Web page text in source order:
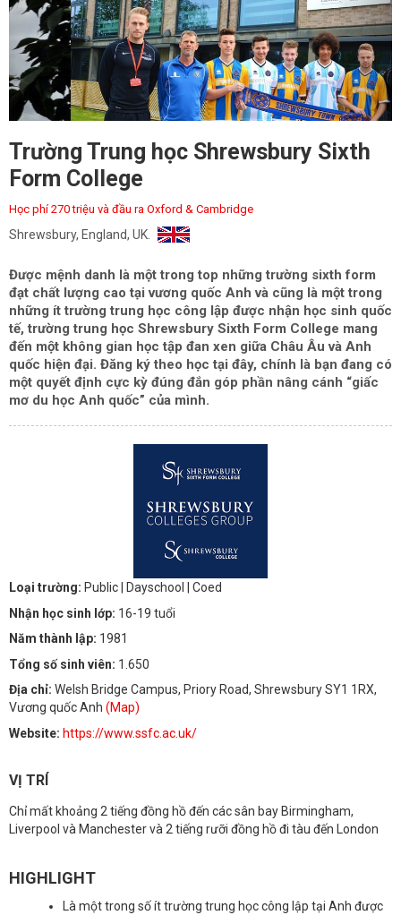
Trường Trung học Shrewsbury Sixth
Form College
Học phí 270 triệu và đầu ra Oxford & Cambridge
Shrewsbury, England, UK.
Được mệnh danh là một trong top những trường sixth form
đạt chất lượng cao tại vương quốc Anh và cũng là một trong
những ít trường trung học công lập được nhận học sinh quốc
tế, trường trung học Shrewsbury Sixth Form College mang
đến một không gian học tập đan xen giữa Châu Âu và Anh
quốc hiện đại. Đăng ký theo học tại đây, chính là bạn đang có
một quyết định cực kỳ đúng đắn góp phần nâng cánh “giấc
mơ du học Anh quốc” của mình.
Loại trường: Public | Dayschool
| Coed
Nhận học sinh lớp: 16-19 tuổi
Năm thành lập: 1981
Tổng số sinh viên: 1.650
Địa chỉ: Welsh Bridge Campus, Priory Road, Shrewsbury SY1 1RX,
Vương quốc Anh (Map)
Website: https://www.ssfc.ac.uk/
VỊ TRÍ
Chỉ mất khoảng 2 tiếng đồng hồ đến các sân bay Birmingham,
Liverpool và Manchester và 2 tiếng rưỡi đồng hồ đi tàu đến London
HIGHLIGHT
Là một trong số ít trường trung học công lập tại Anh được